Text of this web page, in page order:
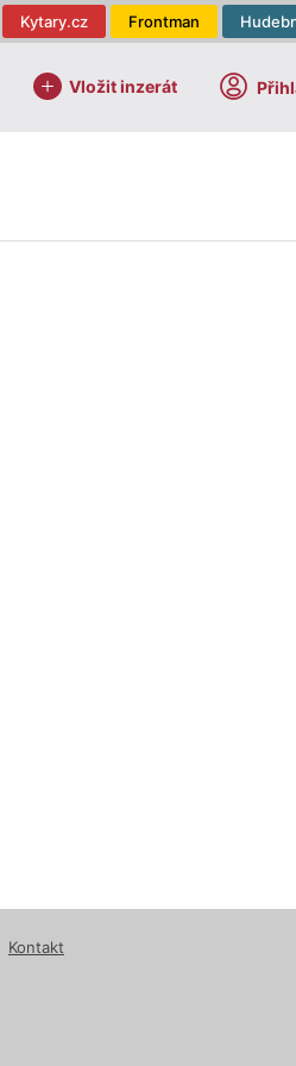
Frontman
Kytary.cz
Vložit inzerát
Kontakt